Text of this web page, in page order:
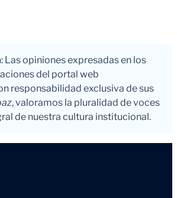
: Las opiniones expresadas en los
del portal web
responsabilidad exclusiva de sus
, valoramos la pluralidad de voces
de nuestra cultura institucional.